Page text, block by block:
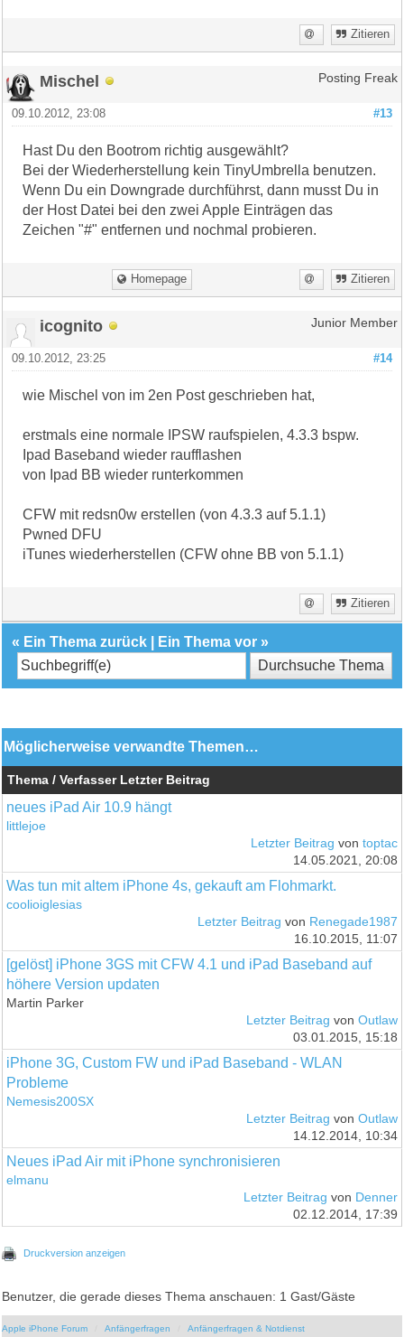
Zitieren
Mischel Posting Freak
#13
09.10.2012, 23:08
Hast Du den Bootrom richtig ausgewählt?
Bei der Wiederherstellung kein TinyUmbrella benutzen.
Wenn Du ein Downgrade durchführst, dann musst Du in
der Host Datei bei den zwei Apple Einträgen das
Zeichen "#" entfernen und nochmal probieren.
Homepage Zitieren
icognito Junior Member
#14
09.10.2012, 23:25
wie Mischel von im 2en Post geschrieben hat,
erstmals eine normale IPSW raufspielen, 4.3.3 bspw.
Ipad Baseband wieder raufflashen
von Ipad BB wieder runterkommen
CFW mit redsn0w erstellen (von 4.3.3 auf 5.1.1)
Pwned DFU
iTunes wiederherstellen (CFW ohne BB von 5.1.1)
Zitieren
« Ein Thema zurück Ein Thema vor »
Möglicherweise verwandte Themen…
Thema / Verfasser Letzter Beitrag
neues iPad Air 10.9 hängt
littlejoe
Letzter Beitrag von toptac
14.05.2021, 20:08
Was tun mit altem iPhone 4s, gekauft am Flohmarkt.
coolioiglesias
Letzter Beitrag von Renegade1987
16.10.2015, 11:07
[gelöst] iPhone 3GS mit CFW 4.1 und iPad Baseband auf
höhere Version updaten
Martin Parker
Letzter Beitrag von Outlaw
03.01.2015, 15:18
iPhone 3G, Custom FW und iPad Baseband - WLAN
Probleme
Nemesis200SX
Letzter Beitrag von Outlaw
14.12.2014, 10:34
Neues iPad Air mit iPhone synchronisieren
elmanu
Letzter Beitrag von Denner
02.12.2014, 17:39
Druckversion anzeigen
Benutzer, die gerade dieses Thema anschauen: 1 Gast/Gäste
Apple iPhone Forum Anfängerfragen Anfängerfragen & Notdienst